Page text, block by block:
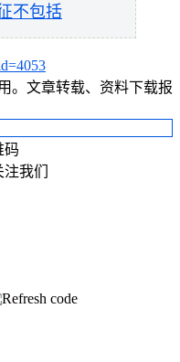
不包括
。文章转载、资料下载报
我们